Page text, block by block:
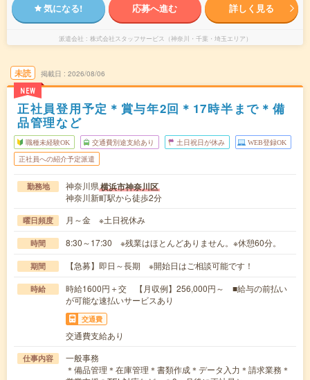
気になる! 応募へ進む 詳しく見る
派遣会社 株式会社スタッフサービス（神奈川・千葉・埼玉エリア）
未読
NEW
掲載日 2026/08/06
正社員登用予定＊賞与年2回＊17時半まで＊備
品管理など
職種未経験OK 交通費別途支給あり 土日祝日が休み WEB登録OK
正社員への紹介予定派遣
勤務地 神奈川県横浜市神奈川区
神奈川新町駅から徒歩2分
曜日頻度 月～金 ※土日祝休み
時間 8:30～17:30 ※残業はほとんどありません。※休憩60分。
期間 【急募】即日～長期 ※開始日はご相談可能です！
時給
時給1600円＋交 【月収例】256,000円～ ■給与の前払い
が可能な速払いサービスあり
交通費
交通費支給あり
仕事内容
一般事務
＊備品管理＊在庫管理＊書類作成＊データ入力＊請求業務＊